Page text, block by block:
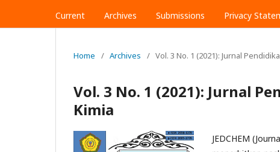
Current Archives Submissions Privacy
Home / Archives / Vol. 3 No. 1 (2021): Jurnal
Vol. 3 No. 1 (2021): Jurnal
Kimia
JEDCHEM